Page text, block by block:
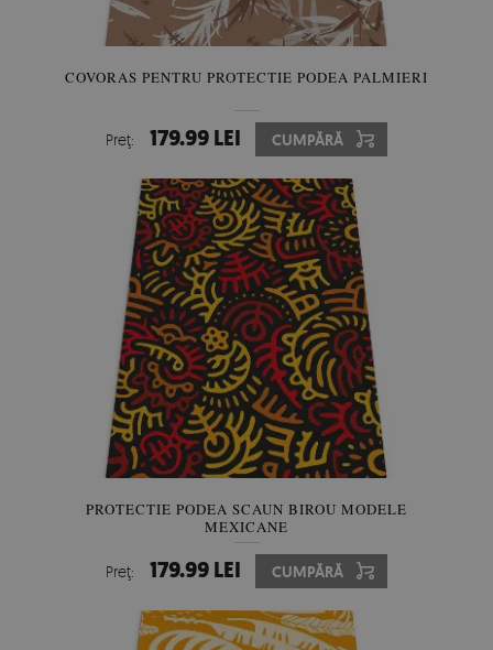
COVORAS PENTRU PROTECTIE PODEA PALMIERI
Preţ: 179.99 LEI CUMPĂRĂ
PROTECTIE PODEA SCAUN BIROU MODELE
MEXICANE
Preţ: 179.99 LEI CUMPĂRĂ